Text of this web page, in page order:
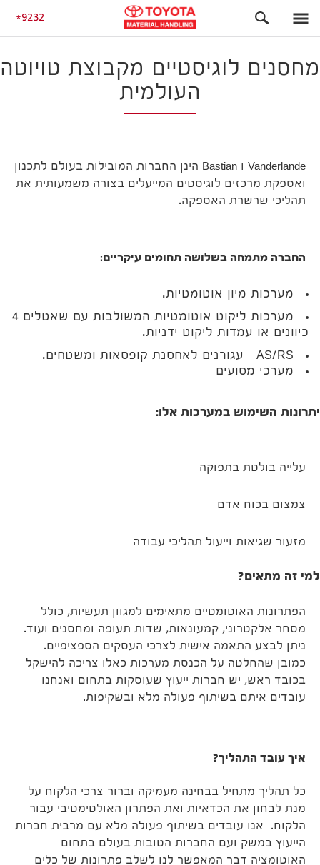
9232 התחלה מחסנים לוגיסטיים מקבוצת טויוטה העולמית
מחסנים לוגיסטיים מקבוצת טויוטה
העולמית
Vanderlande ו Bastian הינן החברות המובילות בעולם לתכנון
ואספקת מרכזים לוגיסטים המייעלים בצורה משמעותית את
תהליכי שרשרת האספקה.
החברה מתמחה בשלושה תחומים עיקריים:
מערכות מיון אוטומטיות.
מערכות ליקוט אוטומטיות המשולבות עם שאטלים 4
כיוונים או עמדות ליקוט ידניות.
AS/RS עגורנים לאחסנת קופסאות ומשטחים.
מערכי מסועים
יתרונות השימוש במערכות אלו:
עלייה בולטת בתפוקה
צמצום בכוח אדם
מזעור שגיאות וייעול תהליכי עבודה
למי זה מתאים?
הפתרונות האוטומטיים מתאימים למגוון תעשיות, כולל
מסחר אלקטרוני, קמעונאות, שדות תעופה ומחסנים ועוד.
ניתן לבצע התאמה אישית לצרכי העסקים הספציפיים.
כמובן שהחלטה על הכנסת מערכות כאלו צריכה להישקל
בכובד ראש, יש חברות ייעוץ שעוסקות בתחום ואנחנו
עובדים איתם בשיתוף פעולה מלא ובשקיפות.
איך עובד התהליך?
כל תהליך מתחיל בבחינה מעמיקה וברור צרכי הלקוח על
מנת לבחון את הכדאיות ואת הפתרון האולטימטיבי עבור
הלקוח. אנו עובדים בשיתוף פעולה מלא עם מרבית חברות
הייעוץ במשק ועם החברות הטובות בעולם בתחום
האוטומציה דבר המאפשר לנו לשלב פתרונות של כלים